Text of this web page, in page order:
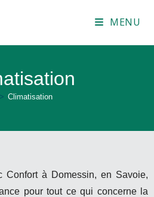
MENU
> Climatisation
Confort à Domessin, en Savoie,
pour tout ce qui concerne la